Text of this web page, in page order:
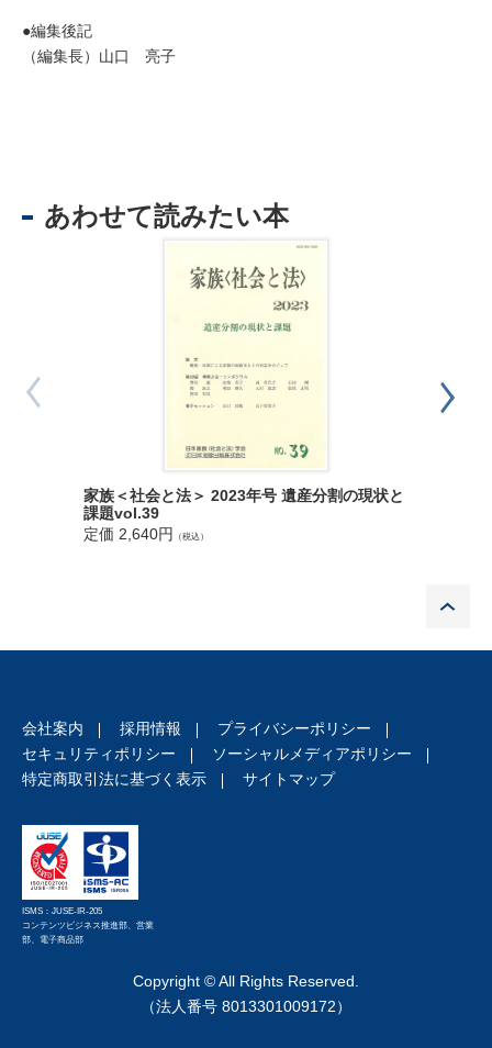
●編集後記
（編集長）山口 亮子
あわせて読みたい本
家族＜社会と法＞ 2023年号 遺産分割の現状と
課題vol.39
定価 2,640円
（税込）
会社案内 採用情報
プライバシーポリシー
セキュリティポリシー
ソーシャルメディアポリシー
特定商取引法に基づく表示
サイトマップ
ISMS：JUSE-IR-205
コンテンツビジネス推進部、営業
部、電子商品部
Copyright © All Rights Reserved.
（法人番号 8013301009172）